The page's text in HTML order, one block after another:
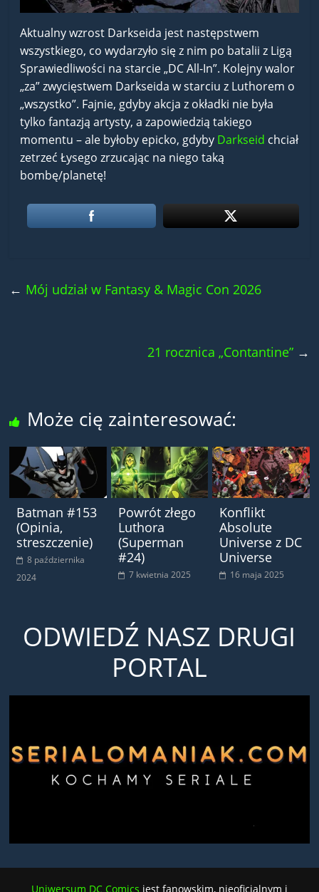
Aktualny wzrost Darkseida jest następstwem
wszystkiego, co wydarzyło się z nim po batalii z Ligą
Sprawiedliwości na starcie „DC All-In”. Kolejny walor
„za” zwycięstwem Darkseida w starciu z Luthorem o
„wszystko”. Fajnie, gdyby akcja z okładki nie była
tylko fantazją artysty, a zapowiedzią takiego
momentu – ale byłoby epicko, gdyby Darkseid chciał
zetrzeć Łysego zrzucając na niego taką
bombę/planetę!
← Mój udział w Fantasy & Magic Con 2026
21 rocznica „Contantine” →
Może cię zainteresować:
Batman #153
(Opinia,
streszczenie)
8 października
2024
Powrót złego
Luthora
(Superman
#24)
7 kwietnia 2025
Konflikt
Absolute
Universe z DC
Universe
16 maja 2025
ODWIEDŹ NASZ DRUGI
PORTAL
Uniwersum DC Comics jest fanowskim, nieoficjalnym i